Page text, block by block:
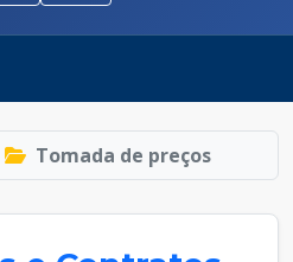
Tomada de preços